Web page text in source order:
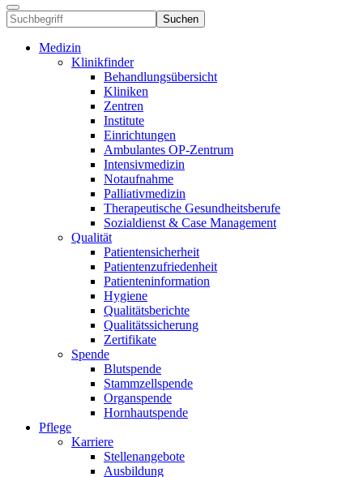
Suchen
Medizin
Klinikfinder
Behandlungsübersicht
Kliniken
Zentren
Institute
Einrichtungen
Ambulantes OP-Zentrum
Intensivmedizin
Notaufnahme
Palliativmedizin
Therapeutische Gesundheitsberufe
Sozialdienst & Case Management
Qualität
Patientensicherheit
Patientenzufriedenheit
Patienteninformation
Hygiene
Qualitätsberichte
Qualitätssicherung
Zertifikate
Spende
Blutspende
Stammzellspende
Organspende
Hornhautspende
Pflege
Karriere
Stellenangebote
Ausbildung